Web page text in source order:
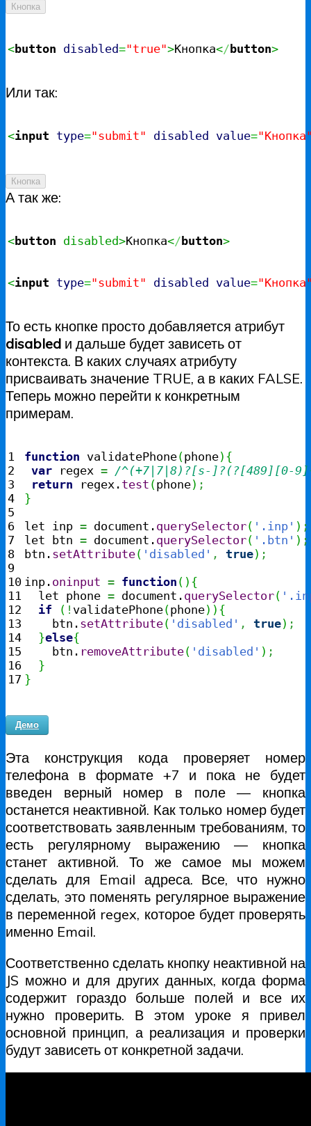
Кнопка
<button disabled="true">Кнопка</button>
Или так:
<input type="submit" disabled value=
А так же:
<button disabled>Кнопка</button>
<input type="submit" disabled value=
То есть кнопке просто добавляется атрибут
disabled и дальше будет зависеть от
контекста. В каких случаях атрибуту
присваивать значение TRUE, а в каких FALSE.
Теперь можно перейти к конкретным
примерам.
1
2
3
4
5
6
7
8
9
10
11
12
13
14
15
16
function validatePhone(phone) {
var regex = /^(+7|7|8)?[s-]?(?[489][0-
return regex. test (phone) ;
}
let inp = document. querySelector( '.inp' ) ;
let btn = document. querySelector( '.btn' ) ;
btn. setAttribute( 'disabled' , true) ;
inp. oninput = function ( ) {
  let phone
= document. querySelector(
if
( ! validatePhone(phone) ) {
    btn.
setAttribute( 'disabled' , true) ;
}else{
    btn.
removeAttribute( 'disabled' ) ;
}
}
Демо
Эта конструкция кода проверяет номер
телефона в формате +7 и пока не будет
введен верный номер в поле — кнопка
останется неактивной. Как только номер будет
соответствовать заявленным требованиям, то
есть регулярному выражению — кнопка
станет активной. То же самое мы можем
сделать для Email адреса. Все, что нужно
сделать, это поменять регулярное выражение
в переменной regex, которое будет проверять
именно Email.
Соответственно сделать кнопку неактивной на
JS можно и для других данных, когда форма
содержит гораздо больше полей и все их
нужно проверить. В этом уроке я привел
основной принцип, а реализация и проверки
будут зависеть от конкретной задачи.